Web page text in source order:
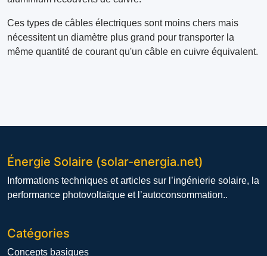
Ces types de câbles électriques sont moins chers mais
nécessitent un diamètre plus grand pour transporter la
même quantité de courant qu'un câble en cuivre équivalent.
Énergie Solaire (solar-energia.net)
Informations techniques et articles sur l’ingénierie solaire, la
performance photovoltaïque et l’autoconsommation..
Catégories
Concepts basiques